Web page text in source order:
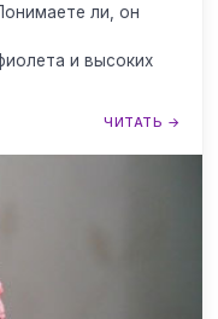
ли, он
и высоких
ЧИТАТЬ →